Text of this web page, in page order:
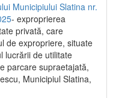
Municipiului Slatina nr.
- exproprierea
privată, care
de expropriere, situate
lucrării de utilitate
parcare supraetajată,
Municipiul Slatina,